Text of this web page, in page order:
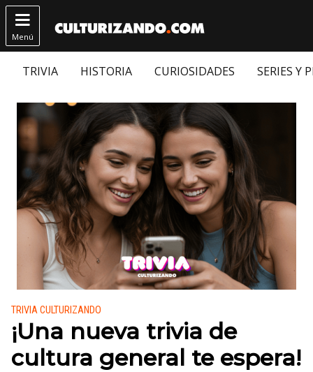

Menú
TRIVIA HISTORIA CURIOSIDADES SERIES Y
Publicado en:
TRIVIA CULTURIZANDO
¡Una nueva trivia de
cultura general te espera!